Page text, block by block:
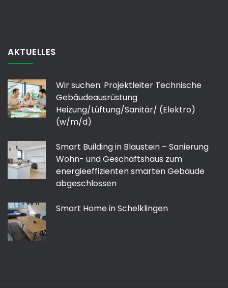
AKTUELLES
Wir suchen: Projektleiter Technische
Gebäudeausrüstung
Heizung/Lüftung/Sanitär/ (Elektro)
(w/m/d)
Smart Building in Blaustein – Sanierung
Wohn- und Geschäftshaus zum
energieeffizienten smarten Gebäude
abgeschlossen
Smart Home in Schelklingen